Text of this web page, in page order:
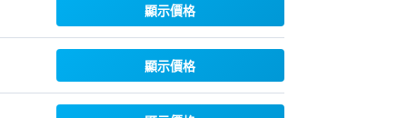
顯示價格
顯示價格